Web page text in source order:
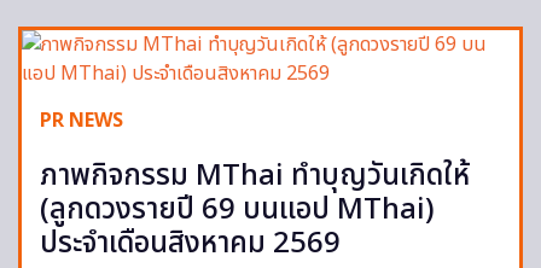
PR NEWS
ภาพกิจกรรม MThai ทำบุญวันเกิดให้
(ลูกดวงรายปี 69 บนแอป MThai)
ประจำเดือนสิงหาคม 2569